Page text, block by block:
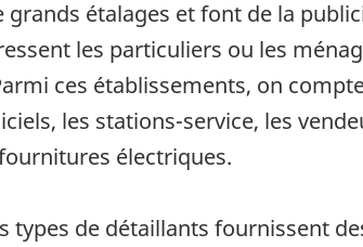
étalages et font de la
les particuliers ou les
ces établissements, on
les stations-service, les
électriques.
types de détaillants fournissent